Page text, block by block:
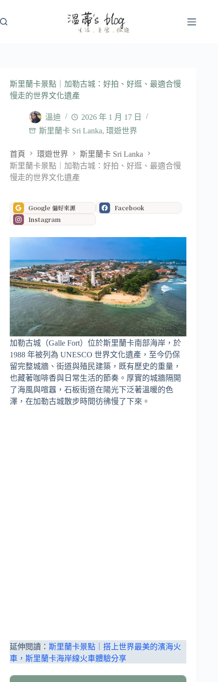
至
斯里蘭卡景點｜加勒古城：好拍、好逛、最適合慢
慢走的世界文化遺產
溫迪
2026 年 1 月 17 日
斯里蘭卡 Sri Lanka, 環遊世界
首頁 環遊世界
斯里蘭卡 Sri Lanka
斯里蘭卡景點｜加勒古城：好拍、好逛、最適合慢
慢走的世界文化遺產
Google 偏好來源
Facebook
Instagram
加勒古城（Galle Fort）位於斯里蘭卡南部海岸，於
1988 年被列為 UNESCO 世界文化遺產，至今仍保
留完整城牆、街道與殖民建築，既有歷史的重量，
也藏著咖啡香與日常生活的節奏。厚實的城牆隔開
了海風與喧囂，石板街道在陽光下泛著溫暖的色
澤，在加勒古城散步時間彷彿慢了下來。
延伸閱讀： 斯里蘭卡景點｜搭上世界最美的濱海火
車，斯里蘭卡海岸線火車體驗分享